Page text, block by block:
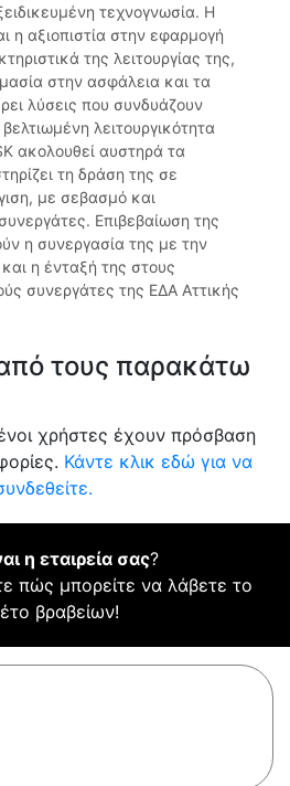
τεχνογνωσία. Η
η αξιοπιστία στην εφαρμογή
της λειτουργίας της,
στην ασφάλεια και τα
λύσεις που συνδυάζουν
λειτουργικότητα
ακολουθεί αυστηρά τα
τη δράση της σε
με σεβασμό και
Επιβεβαίωση της
η συνεργασία της με την
η ένταξή της στους
συνεργάτες της ΕΔΑ Αττικής
τους παρακάτω
χρήστες έχουν πρόσβαση
Κάντε κλικ εδώ για να
η εταιρεία σας?
πώς μπορείτε να λάβετε το
βραβείων!